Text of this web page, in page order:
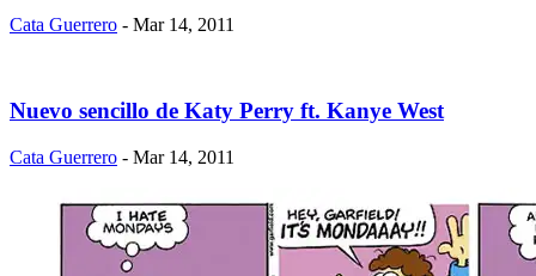
Cata Guerrero - Mar 14, 2011
Nuevo sencillo de Katy Perry ft. Kanye West
Cata Guerrero - Mar 14, 2011